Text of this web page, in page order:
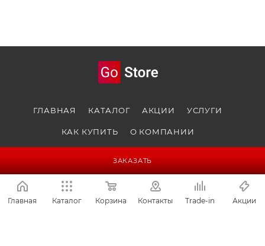
ЗАКАЗАТЬ
КАК КУПИТЬ О КОМПАНИИ
Главная Каталог Корзина Контакты Trade-in Акции